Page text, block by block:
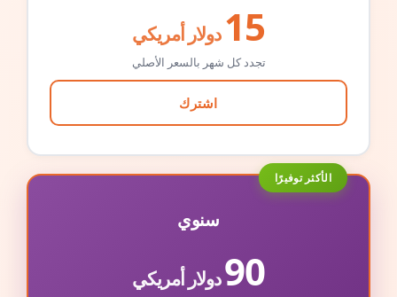
15 دولار أمريكي
تجدد كل شهر بالسعر الأصلي
اشترك
الأكثر توفيرًا
سنوي
90دولار أمريكي